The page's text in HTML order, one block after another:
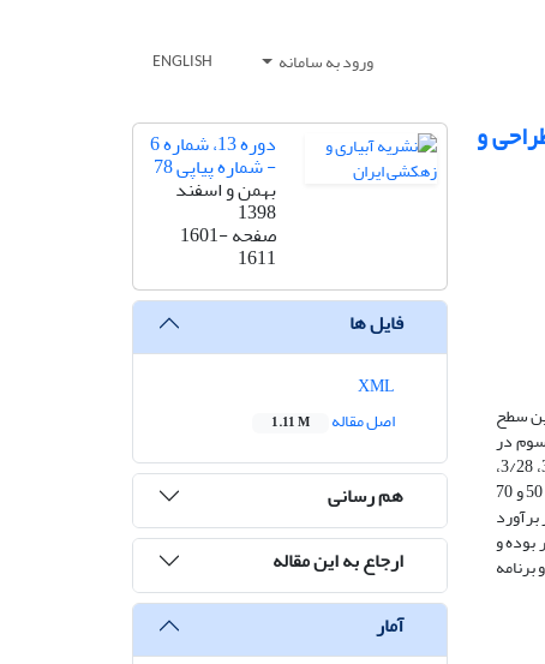
ورود به سامانه ENGLISH
و
سطح
بیشتر از مقادیر مرسوم در
طراحی سامانه‌های آبیاری است. سطح سایه‌انداز واقعی در باغات زیتون، گلابی و سیب، هلو و شلیل، گیلاس و آلبالو و گردو نیز به ترتیب 7/35، 3/21، 3/28،
8/48 و 4/32 درصد کمتر از مقادیر مرسوم در طراحی آبیاری موضعی هستند. در طرح‌های آبیاری، مقدار سطح سایه‌انداز انگور و سایر درختان معمولاً 50 و 70
طرح ها، در برآورد
بوده و
دوره 13، شماره 6
- شماره پیاپی 78
بهمن و اسفند
1398
صفحه1601-
1611
فایل ها
اصل مقاله
1.11 M
هم رسانی
ارجاع به این مقاله
آمار